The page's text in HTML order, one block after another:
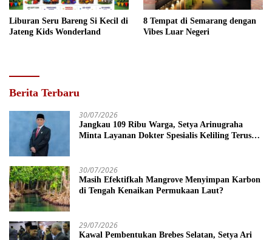
Liburan Seru Bareng Si Kecil di
Jateng Kids Wonderland
8 Tempat di Semarang dengan
Vibes Luar Negeri
Berita Terbaru
30/07/2026
Jangkau 109 Ribu Warga, Setya Arinugraha
Minta Layanan Dokter Spesialis Keliling Terus
30/07/2026
Masih Efektifkah Mangrove Menyimpan Karbon
di Tengah Kenaikan Permukaan Laut?
29/07/2026
Kawal Pembentukan Brebes Selatan, Setya Ari